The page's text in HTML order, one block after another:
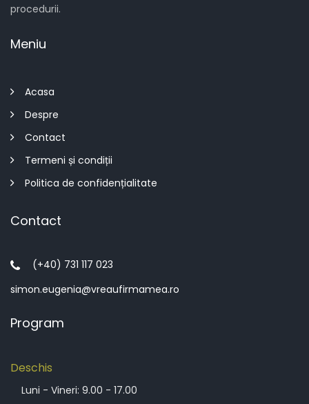
procedurii.
Meniu
Acasa
Despre
Contact
Termeni și condiții
Politica de confidențialitate
Contact
(+40) 731 117 023
simon.eugenia@vreaufirmamea.ro
Program
Deschis
Luni - Vineri: 9.00 - 17.00